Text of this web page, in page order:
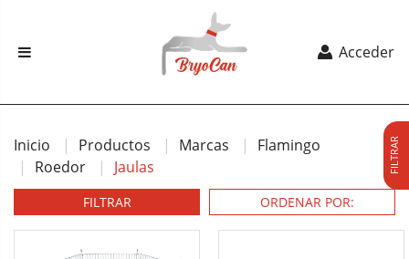
Acceder
Inicio Productos Marcas
Flamingo
Roedor
Jaulas
FILTRAR
FILTRAR